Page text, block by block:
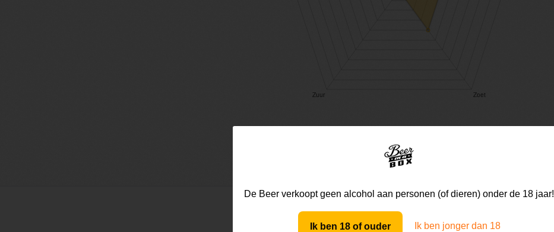
De Beer verkoopt geen alcohol aan personen (of dieren) onder de 18 jaar!
Ik ben 18 of ouder Ik ben jonger dan 18